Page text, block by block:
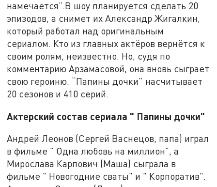
намечается”.В шоу планируется сделать 20
эпизодов, а снимет их Александр Жигалкин,
который работал над оригинальным
сериалом. Кто из главных актёров вернётся к
своим ролям, неизвестно. Но, судя по
комментарию Арзамасовой, она вновь сыграет
свою героиню. “Папины дочки” насчитывает
20 сезонов и 410 серий.
Актерский состав сериала " Папины дочки"
Андрей Леонов (Сергей Васнецов, папа) играл
в фильме " Одна любовь на миллион", а
Мирослава Карпович (Маша) сыграла в
фильме " Новогодние сваты" и " Корпоратив".